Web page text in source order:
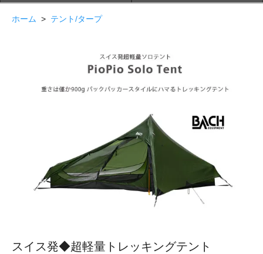
ホーム > テント/タープ
スイス発◆超軽量トレッキングテント